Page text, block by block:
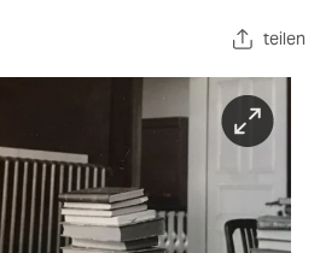
teilen